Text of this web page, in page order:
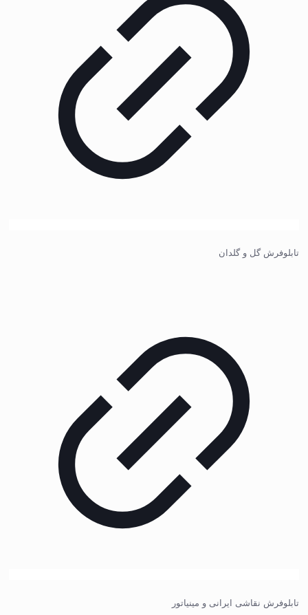
تابلوفرش گل و گلدان
تابلوفرش نقاشی ایرانی و مینیاتور